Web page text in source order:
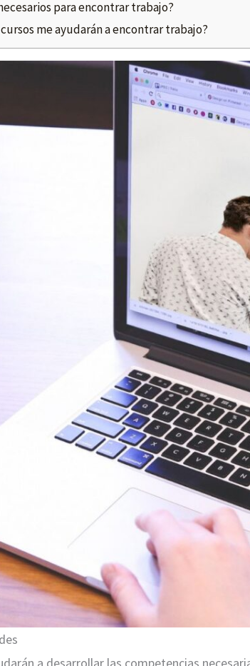
para encontrar trabajo?
me ayudarán a encontrar trabajo?
a desarrollar las competencias